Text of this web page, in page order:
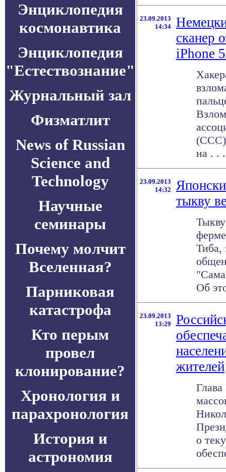
Энциклопедия
космонавтика
Энциклопедия
"Естествознание"
Журнальный зал
Физматлит
News of Russian
Science and
Technology
Научные
семинары
Почему молчит
Вселенная?
Парниковая
катастрофа
Кто перым
провел
клонирование?
Хронология и
парахронология
История и
астрономия
23.09.2013
14:34
сканер
iPhone
на . . .
23.09.2013
14:32
тыкву
Тиба,
Об
23.09.2013
13:29
жителей
о